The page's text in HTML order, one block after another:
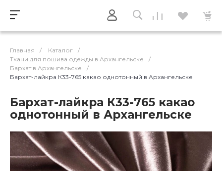
Главная / Каталог
/
Ткани для пошива одежды в Архангельске
/
Бархат в Архангельске
/
Бархат-лайкра К33-765 какао однотонный в Архангельске
Бархат-лайкра К33-765 какао
однотонный в Архангельске